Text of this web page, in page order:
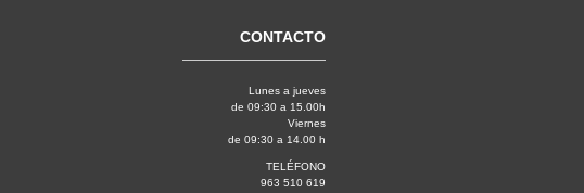
CONTACTO
Lunes a jueves
de 09:30 a 15.00h
Viernes
de 09:30 a 14.00 h
TELÉFONO
963 510 619